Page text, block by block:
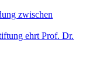
zwischen
ehrt Prof. Dr.